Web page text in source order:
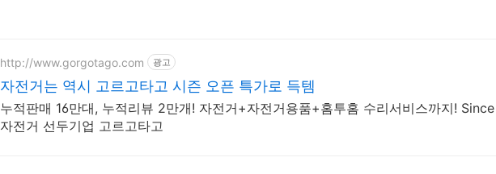
http://www.gorgotago.com 광고
자전거는 역시 고르고타고 시즌 오픈 특가로 득템
누적판매 16만대, 누적리뷰 2만개! 자전거+자전거용품+홈투홈 수리서비스까지!
자전거 선두기업 고르고타고